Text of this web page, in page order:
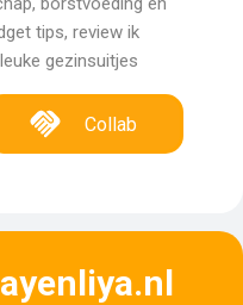
tips, review ik
gezinsuitjes
Collab